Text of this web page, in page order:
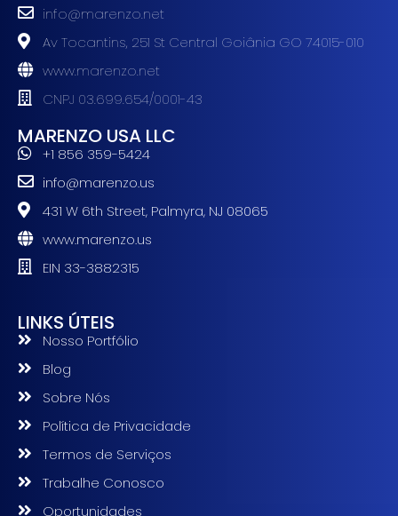
info@marenzo.net
Av Tocantins, 251 St Central Goiânia GO 74015-010
www.marenzo.net
CNPJ 03.699.654/0001-43
MARENZO USA LLC
+1 856 359-5424
info@marenzo.us
431 W 6th Street, Palmyra, NJ 08065
www.marenzo.us
EIN 33-3882315
LINKS ÚTEIS
Nosso Portfólio
Blog
Sobre Nós
Política de Privacidade
Termos de Serviços
Trabalhe Conosco
Oportunidades